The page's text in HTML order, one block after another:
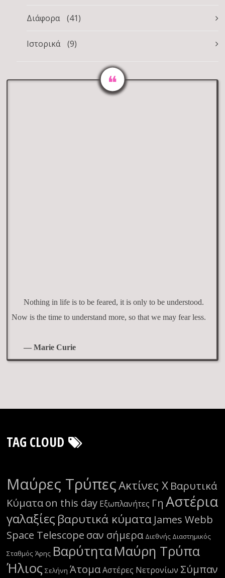
Διάφορα (41)
Ιστορικά (9)
Nothing in life is to be feared, it is only to be understood.
Now is the time to understand more, so that we may fear less.
— Marie Curie
TAG CLOUD
Μαύρες ΤρύπεςΑκτίνες Χ Βαρυτικά
Κύματαon this day Εξωπλανήτες Γη Αστέρια
γαλαξίες βαρυτικά κύματα James Webb
Space Telescope σαν σήμερα Διεθνής Διαστημικός
Σταθμός Άρης ΒαρύτηταΜαύρη Τρύπα
Ήλιος Σελήνη Άτομα Αστέρες Νετρονίων Σύμπαν